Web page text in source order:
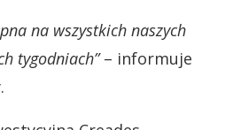
na wszystkich naszych
tygodniach”– informuje